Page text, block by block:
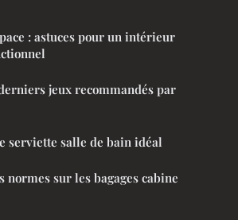
: astuces pour un intérieur
jeux recommandés par
serviette salle de bain idéal
normes sur les bagages cabine